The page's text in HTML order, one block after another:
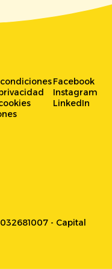
Facebook
Instagram
LinkedIn
- Capital